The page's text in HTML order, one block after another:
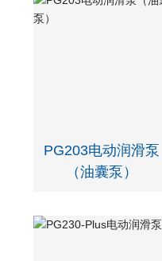
PG203电动润滑泵
（油囊泵）